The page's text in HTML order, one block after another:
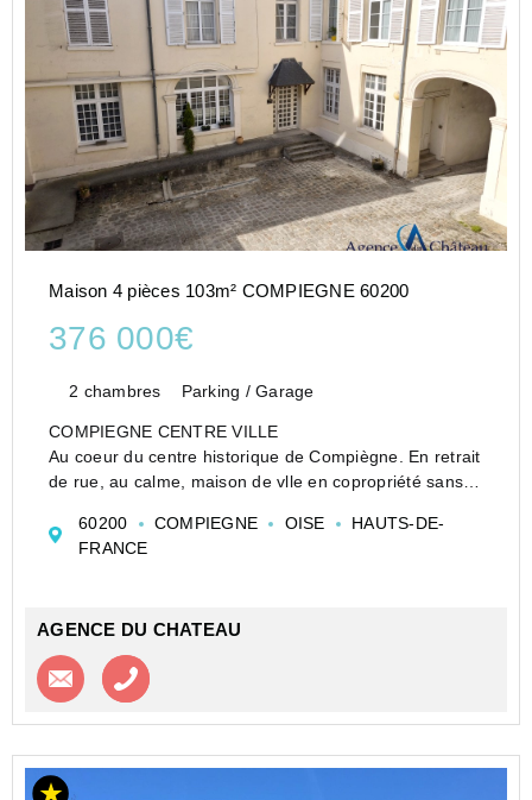
Maison 4 pièces 103m² COMPIEGNE 60200
376 000€
2 chambres Parking / Garage
COMPIEGNE CENTRE VILLE
Au coeur du centre historique de Compiègne. En retrait
de rue, au calme, maison de vlle en copropriété sans
comprenant :
au rez-de-chaussée : une entrée avec placards,
60200 COMPIEGNE OISE
HAUTS-DE-
FRANCE
AGENCE DU CHATEAU
Contacter l'agence